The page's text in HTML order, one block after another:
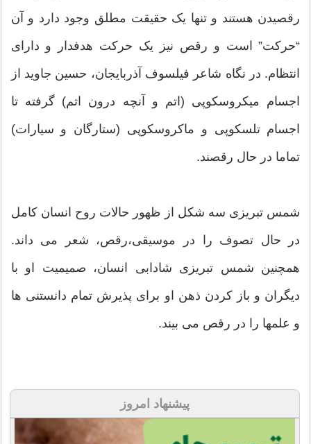
رقصیدن هستند و تنها یک حقیقت مطلق وجود دارد و آن
“حرکت” است و رقص نیز یک حرکت هدفدار و دارای
انتظام. در نگاه شاعر فیلسوف آذربایجان، حسین جاوید از
اجسام میکروسکوپی (اتم و آنچه درون اتم) گرفته تا
اجسام تلسکوپی و ماکروسکوپی (ستارگان و سیارات)
تماما در حال رقصند.
شمس تبریزی سه شکل از ظهور حالات روح انسان کامل
در حال تصوف را در موسیقی،رقص، شعر می داند.
همچنین شمس تبریزی شادابی انسان، صمیمیت او با
دیگران و باز کردن ذهن او برای پذیرش تمام دانستنی ها
و علمها را در رقص می بیند.
پیشنهاد امروز